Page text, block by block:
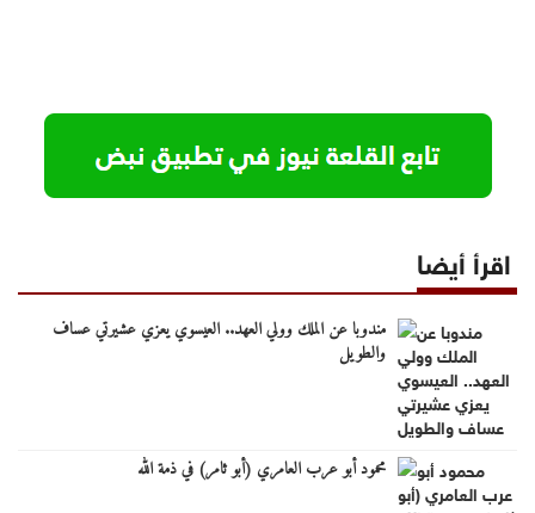
اقرأ أيضا
مندوبا عن الملك وولي العهد.. العيسوي يعزي عشيرتي عساف
والطويل
محمود أبو عرب العامري (أبو ثامر) في ذمة الله